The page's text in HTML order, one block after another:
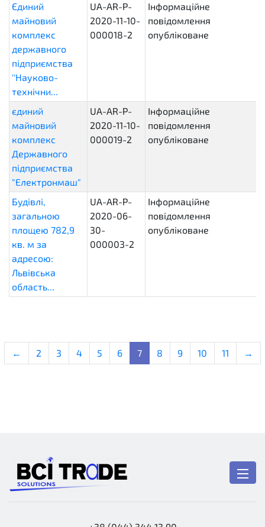
Єдиний
майновий
комплекс
державного
підприємства
''Науково-
технічни...
UA-AR-P-
2020-11-10-
000018-2
Інформаційне
повідомлення
опубліковане
єдиний
майновий
комплекс
Державного
підприємства
"Електронмаш"
UA-AR-P-
2020-11-10-
000019-2
Інформаційне
повідомлення
опубліковане
Будівлі,
загальною
площею 782,9
кв. м за
адресою:
Львівська
область...
UA-AR-P-
2020-06-
30-
000003-2
Інформаційне
повідомлення
опубліковане
← 2 3 4 5 6 7 8 9 10 11 →